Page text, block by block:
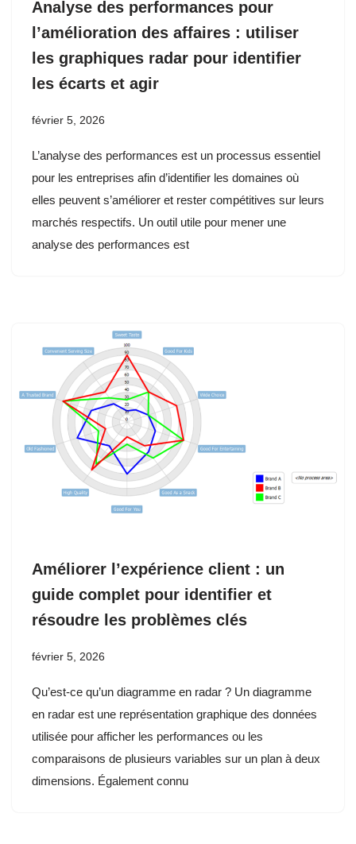
Analyse des performances pour
l’amélioration des affaires : utiliser
les graphiques radar pour identifier
les écarts et agir
février 5, 2026
L’analyse des performances est un processus essentiel
pour les entreprises afin d’identifier les domaines où
elles peuvent s’améliorer et rester compétitives sur leurs
marchés respectifs. Un outil utile pour mener une
analyse des performances est
Améliorer l’expérience client : un
guide complet pour identifier et
résoudre les problèmes clés
février 5, 2026
Qu’est-ce qu’un diagramme en radar ? Un diagramme
en radar est une représentation graphique des données
utilisée pour afficher les performances ou les
comparaisons de plusieurs variables sur un plan à deux
dimensions. Également connu